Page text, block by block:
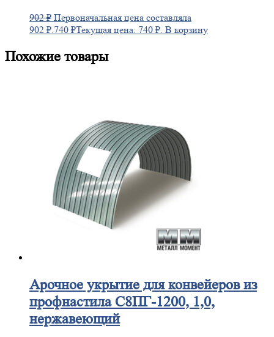
902₽ Первоначальная цена составляла
902 ₽.740 ₽Текущая цена: 740 ₽. В корзину
Похожие товары
Арочное укрытие для конвейеров из
профнастила С8ПГ-1200, 1,0,
нержавеющий